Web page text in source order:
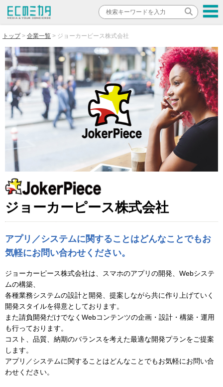
トップ 企業一覧 ジョーカーピース株式会社
ジョーカーピース株式会社
アプリ／システムに関することはどんなことでもお
気軽にお問い合わせください。
ジョーカーピース株式会社は、スマホのアプリの開発、Webシステ
ムの構築、
各種業務システムの設計と開発、提案しながら共に作り上げていく
開発スタイルを得意としております。
また請負開発だけでなくWebコンテンツの企画・設計・構築・運用
も行っております。
コスト、品質、納期のバランスを考えた最適な開発プランをご提案
します。
アプリ／システムに関することはどんなことでもお気軽にお問い合
わせください。